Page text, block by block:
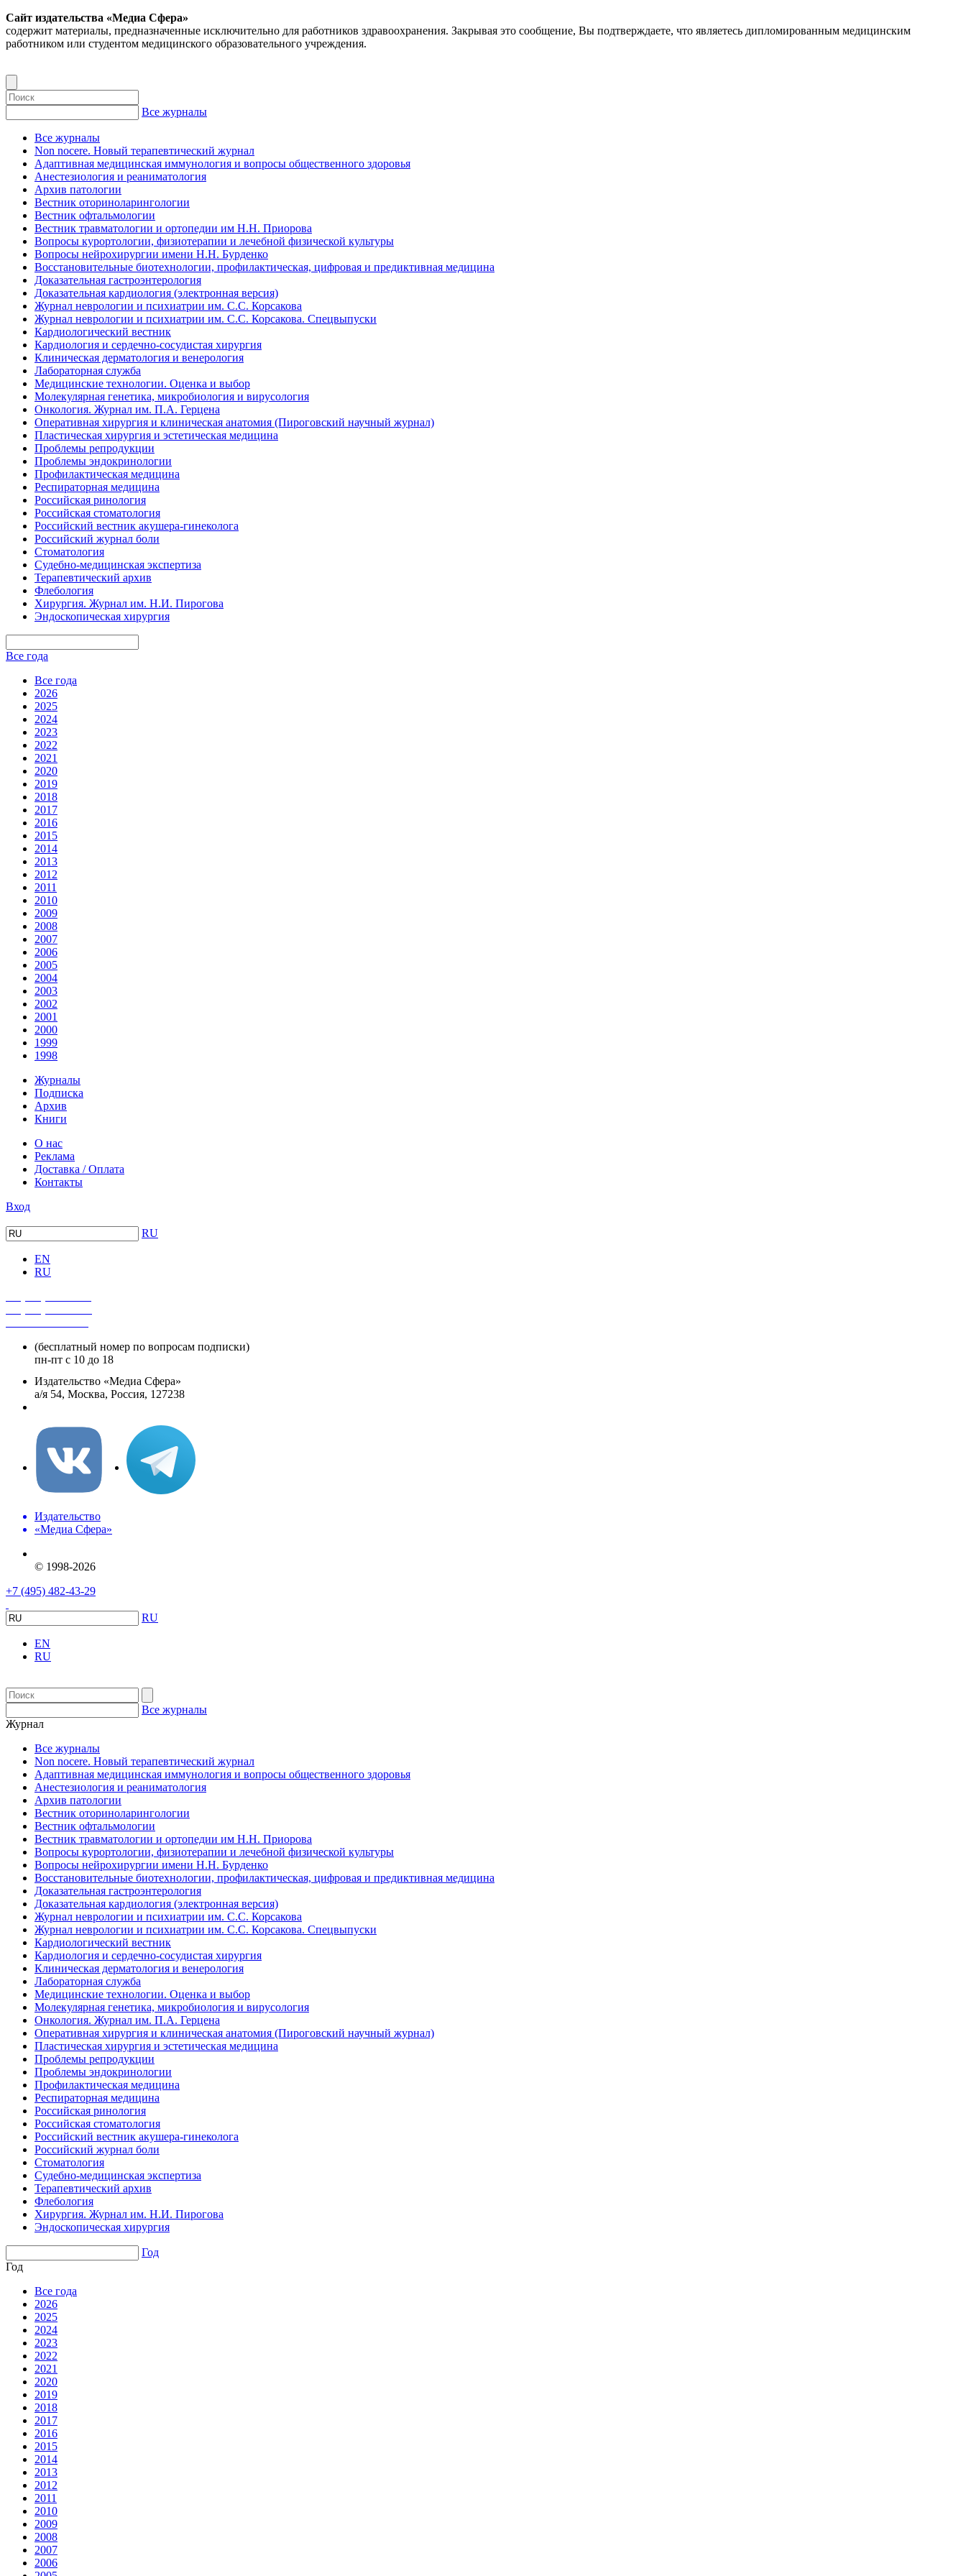
Сайт издательства «Медиа Сфера»
содержит материалы, предназначенные исключительно для работников здравоохранения. Закрывая это сообщение, Вы подтверждаете, что являетесь дипломированным медицинским
работником или студентом медицинского образовательного учреждения.
Все журналы
Все журналы
Non nocere. Новый терапевтический журнал
Адаптивная медицинская иммунология и вопросы общественного здоровья
Анестезиология и реаниматология
Архив патологии
Вестник оториноларингологии
Вестник офтальмологии
Вестник травматологии и ортопедии им Н.Н. Приорова
Вопросы курортологии, физиотерапии и лечебной физической культуры
Вопросы нейрохирургии имени Н.Н. Бурденко
Восстановительные биотехнологии, профилактическая, цифровая и предиктивная медицина
Доказательная гастроэнтерология
Доказательная кардиология (электронная версия)
Журнал неврологии и психиатрии им. С.С. Корсакова
Журнал неврологии и психиатрии им. С.С. Корсакова. Спецвыпуски
Кардиологический вестник
Кардиология и сердечно-сосудистая хирургия
Клиническая дерматология и венерология
Лабораторная служба
Медицинские технологии. Оценка и выбор
Молекулярная генетика, микробиология и вирусология
Онкология. Журнал им. П.А. Герцена
Оперативная хирургия и клиническая анатомия (Пироговский научный журнал)
Пластическая хирургия и эстетическая медицина
Проблемы репродукции
Проблемы эндокринологии
Профилактическая медицина
Респираторная медицина
Российская ринология
Российская стоматология
Российский вестник акушера-гинеколога
Российский журнал боли
Стоматология
Судебно-медицинская экспертиза
Терапевтический архив
Флебология
Хирургия. Журнал им. Н.И. Пирогова
Эндоскопическая хирургия
Все года
Все года
2026
2025
2024
2023
2022
2021
2020
2019
2018
2017
2016
2015
2014
2013
2012
2011
2010
2009
2008
2007
2006
2005
2004
2003
2002
2001
2000
1999
1998
Журналы
Подписка
Архив
Книги
О нас
Реклама
Доставка / Оплата
Контакты
Вход
RU
EN
RU
(бесплатный номер по вопросам подписки)
пн-пт с 10 до 18
Издательство «Медиа Сфера»
а/я 54, Москва, Россия, 127238
Издательство
«Медиа Сфера»
© 1998-2026
+7 (495) 482-43-29
RU
EN
RU
Все журналы
Журнал
Все журналы
Non nocere. Новый терапевтический журнал
Адаптивная медицинская иммунология и вопросы общественного здоровья
Анестезиология и реаниматология
Архив патологии
Вестник оториноларингологии
Вестник офтальмологии
Вестник травматологии и ортопедии им Н.Н. Приорова
Вопросы курортологии, физиотерапии и лечебной физической культуры
Вопросы нейрохирургии имени Н.Н. Бурденко
Восстановительные биотехнологии, профилактическая, цифровая и предиктивная медицина
Доказательная гастроэнтерология
Доказательная кардиология (электронная версия)
Журнал неврологии и психиатрии им. С.С. Корсакова
Журнал неврологии и психиатрии им. С.С. Корсакова. Спецвыпуски
Кардиологический вестник
Кардиология и сердечно-сосудистая хирургия
Клиническая дерматология и венерология
Лабораторная служба
Медицинские технологии. Оценка и выбор
Молекулярная генетика, микробиология и вирусология
Онкология. Журнал им. П.А. Герцена
Оперативная хирургия и клиническая анатомия (Пироговский научный журнал)
Пластическая хирургия и эстетическая медицина
Проблемы репродукции
Проблемы эндокринологии
Профилактическая медицина
Респираторная медицина
Российская ринология
Российская стоматология
Российский вестник акушера-гинеколога
Российский журнал боли
Стоматология
Судебно-медицинская экспертиза
Терапевтический архив
Флебология
Хирургия. Журнал им. Н.И. Пирогова
Эндоскопическая хирургия
Год
Год
Все года
2026
2025
2024
2023
2022
2021
2020
2019
2018
2017
2016
2015
2014
2013
2012
2011
2010
2009
2008
2007
2006